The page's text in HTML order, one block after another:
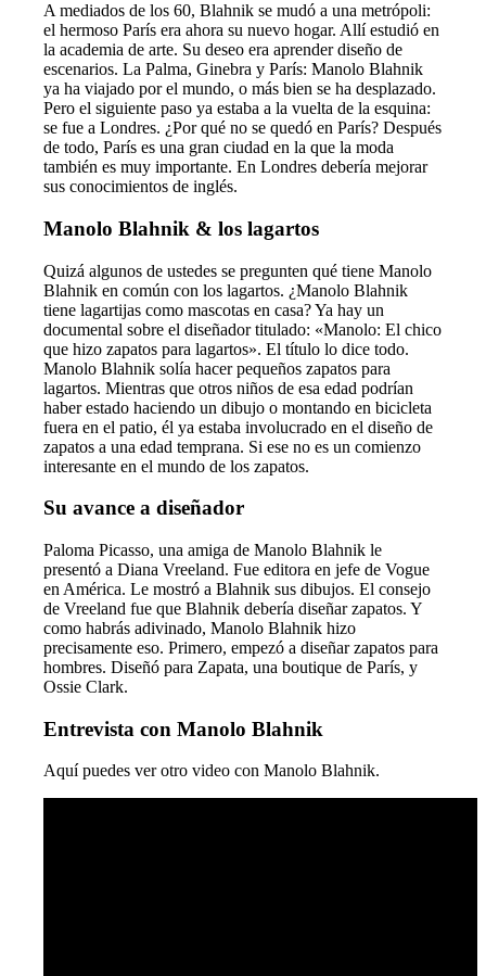
A mediados de los 60, Blahnik se mudó a una metrópoli:
el hermoso París era ahora su nuevo hogar. Allí estudió en
la academia de arte. Su deseo era aprender diseño de
escenarios. La Palma, Ginebra y París: Manolo Blahnik
ya ha viajado por el mundo, o más bien se ha desplazado.
Pero el siguiente paso ya estaba a la vuelta de la esquina:
se fue a Londres. ¿Por qué no se quedó en París? Después
de todo, París es una gran ciudad en la que la moda
también es muy importante. En Londres debería mejorar
sus conocimientos de inglés.
Manolo Blahnik & los lagartos
Quizá algunos de ustedes se pregunten qué tiene Manolo
Blahnik en común con los lagartos. ¿Manolo Blahnik
tiene lagartijas como mascotas en casa? Ya hay un
documental sobre el diseñador titulado: «Manolo: El chico
que hizo zapatos para lagartos». El título lo dice todo.
Manolo Blahnik solía hacer pequeños zapatos para
lagartos. Mientras que otros niños de esa edad podrían
haber estado haciendo un dibujo o montando en bicicleta
fuera en el patio, él ya estaba involucrado en el diseño de
zapatos a una edad temprana. Si ese no es un comienzo
interesante en el mundo de los zapatos.
Su avance a diseñador
Paloma Picasso, una amiga de Manolo Blahnik le
presentó a Diana Vreeland. Fue editora en jefe de Vogue
en América. Le mostró a Blahnik sus dibujos. El consejo
de Vreeland fue que Blahnik debería diseñar zapatos. Y
como habrás adivinado, Manolo Blahnik hizo
precisamente eso. Primero, empezó a diseñar zapatos para
hombres. Diseñó para Zapata, una boutique de París, y
Ossie Clark.
Entrevista con Manolo Blahnik
Aquí puedes ver otro video con Manolo Blahnik.